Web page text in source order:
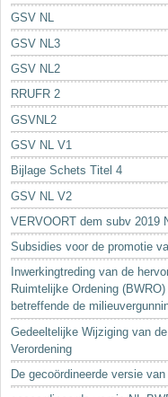
GSV NL
GSV NL3
GSV NL2
RRUFR 2
GSVNL2
GSV NL V1
Bijlage Schets Titel 4
GSV NL V2
VERVOORT dem subv 2019
Subsidies voor de promotie
Inwerkingtreding van de
Ruimtelijke Ordening
betreffende de
Gedeeltelijke Wijziging van
Verordening
De gecoördineerde versie